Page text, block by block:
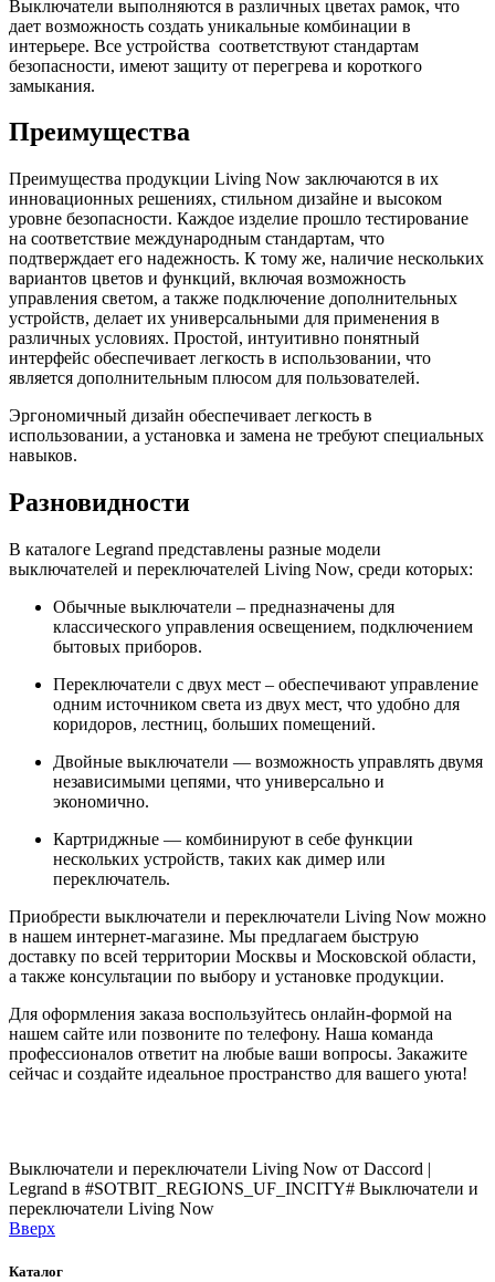
Выключатели выполняются в различных цветах рамок, что
дает возможность создать уникальные комбинации в
интерьере. Все устройства соответствуют стандартам
безопасности, имеют защиту от перегрева и короткого
замыкания.
Преимущества
Преимущества продукции Living Now заключаются в их
инновационных решениях, стильном дизайне и высоком
уровне безопасности. Каждое изделие прошло тестирование
на соответствие международным стандартам, что
подтверждает его надежность. К тому же, наличие нескольких
вариантов цветов и функций, включая возможность
управления светом, а также подключение дополнительных
устройств, делает их универсальными для применения в
различных условиях. Простой, интуитивно понятный
интерфейс обеспечивает легкость в использовании, что
является дополнительным плюсом для пользователей.
Эргономичный дизайн обеспечивает легкость в
использовании, а установка и замена не требуют специальных
навыков.
Разновидности
В каталоге Legrand представлены разные модели
выключателей и переключателей Living Now, среди которых:
Обычные выключатели – предназначены для
классического управления освещением, подключением
бытовых приборов.
Переключатели с двух мест – обеспечивают управление
одним источником света из двух мест, что удобно для
коридоров, лестниц, больших помещений.
Двойные выключатели — возможность управлять двумя
независимыми цепями, что универсально и
экономично.
Картриджные — комбинируют в себе функции
нескольких устройств, таких как димер или
переключатель.
Приобрести выключатели и переключатели Living Now можно
в нашем интернет-магазине. Мы предлагаем быструю
доставку по всей территории Москвы и Московской области,
а также консультации по выбору и установке продукции.
Для оформления заказа воспользуйтесь онлайн-формой на
нашем сайте или позвоните по телефону. Наша команда
профессионалов ответит на любые ваши вопросы. Закажите
сейчас и создайте идеальное пространство для вашего уюта!
Выключатели и переключатели Living Now от Daccord |
Legrand в #SOTBIT_REGIONS_UF_INCITY# Выключатели и
переключатели Living Now
Вверх
Каталог